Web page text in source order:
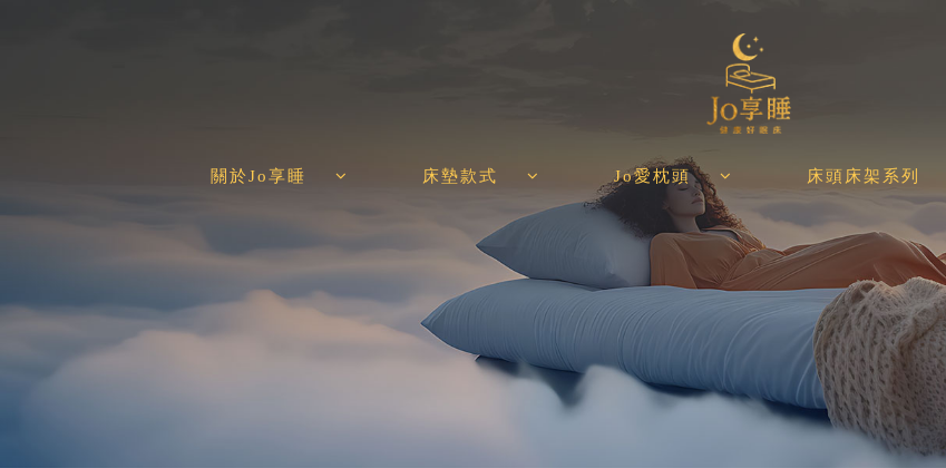
關於Jo享睡 床墊款式 Jo愛枕頭 床頭床架系列